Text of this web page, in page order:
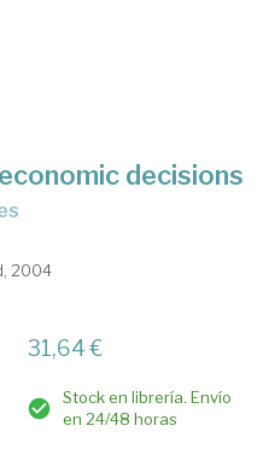
decisions
2004
31,64 €
Stock en librería. Envío
en 24/48 horas